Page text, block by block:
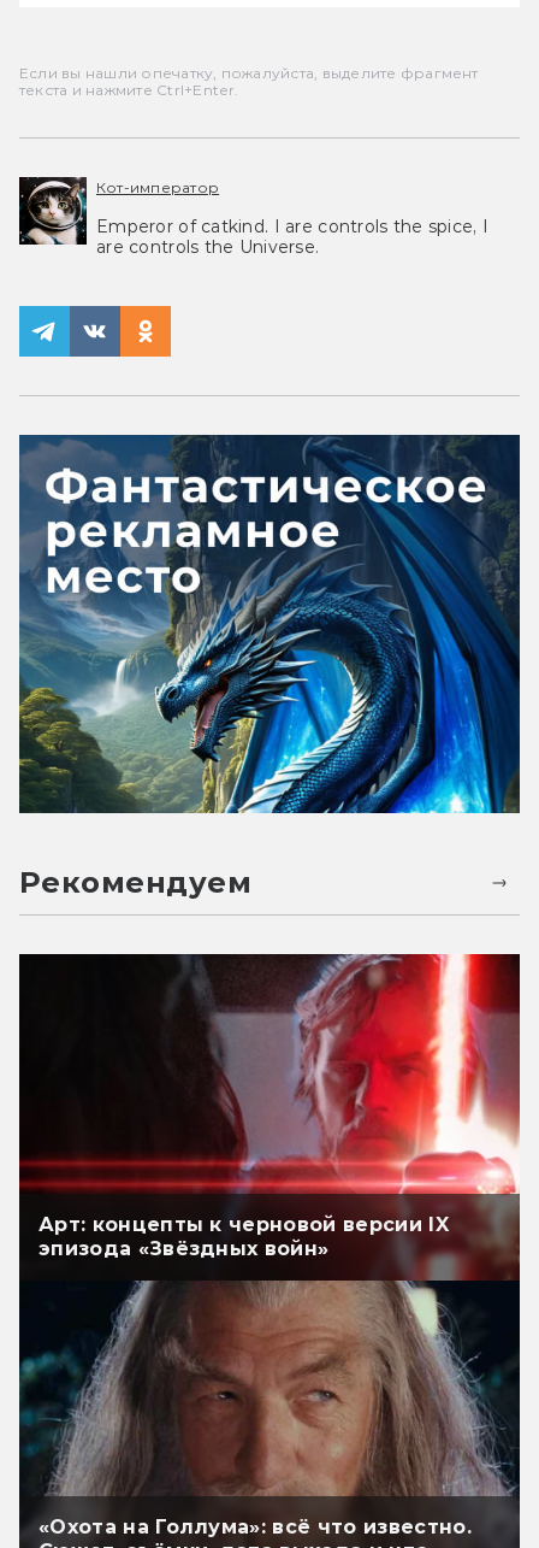
Если вы нашли опечатку, пожалуйста, выделите фрагмент
текста и нажмите Ctrl+Enter.
Кот-император
Emperor of catkind. I are controls the spice, I
are controls the Universe.
Рекомендуем
Арт: концепты к черновой версии IX
эпизода «Звёздных войн»
«Охота на Голлума»: всё что известно.